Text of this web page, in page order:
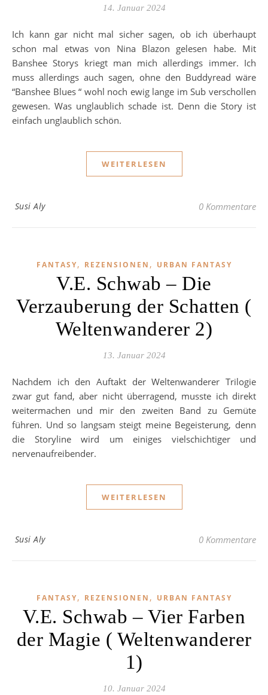
14. Januar 2024
Ich kann gar nicht mal sicher sagen, ob ich überhaupt
schon mal etwas von Nina Blazon gelesen habe. Mit
Banshee Storys kriegt man mich allerdings immer. Ich
muss allerdings auch sagen, ohne den Buddyread wäre
“Banshee Blues “ wohl noch ewig lange im Sub verschollen
gewesen. Was unglaublich schade ist. Denn die Story ist
einfach unglaublich schön.
WEITERLESEN
Susi Aly 0 Kommentare
FANTASY, REZENSIONEN , URBAN FANTASY
V.E. Schwab – Die
Verzauberung der Schatten (
Weltenwanderer 2)
13. Januar 2024
Nachdem ich den Auftakt der Weltenwanderer Trilogie
zwar gut fand, aber nicht überragend, musste ich direkt
weitermachen und mir den zweiten Band zu Gemüte
führen. Und so langsam steigt meine Begeisterung, denn
die Storyline wird um einiges vielschichtiger und
nervenaufreibender.
WEITERLESEN
Susi Aly 0 Kommentare
FANTASY, REZENSIONEN , URBAN FANTASY
V.E. Schwab – Vier Farben
der Magie ( Weltenwanderer
1)
10. Januar 2024